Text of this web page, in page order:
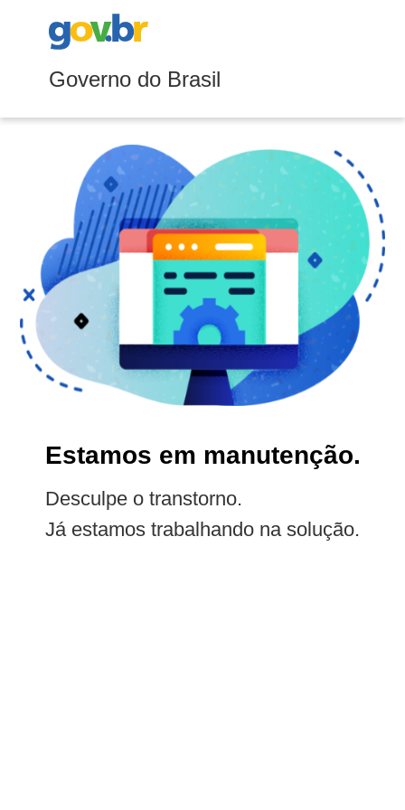
Governo do Brasil
Estamos em manutenção.
Desculpe o transtorno.
Já estamos trabalhando na solução.